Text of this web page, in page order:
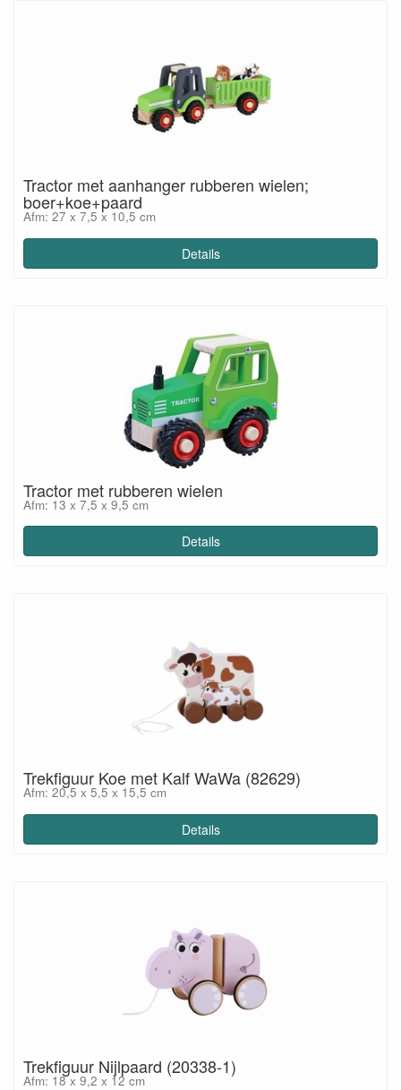
Tractor met aanhanger rubberen wielen;
boer+koe+paard
Afm: 27 x 7,5 x 10,5 cm
Details
Tractor met rubberen wielen
Afm: 13 x 7,5 x 9,5 cm
Details
Trekfiguur Koe met Kalf WaWa (82629)
Afm: 20,5 x 5,5 x 15,5 cm
Details
Trekfiguur Nijlpaard (20338-1)
Afm: 18 x 9,2 x 12 cm